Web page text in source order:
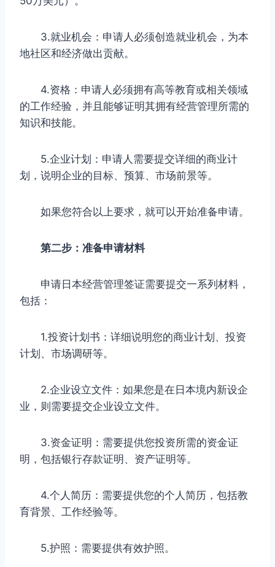
3.就业机会：申请人必须创造就业机会，为本
地社区和经济做出贡献。
4.资格：申请人必须拥有高等教育或相关领域
的工作经验，并且能够证明其拥有经营管理所需的
知识和技能。
5.企业计划：申请人需要提交详细的商业计
划，说明企业的目标、预算、市场前景等。
如果您符合以上要求，就可以开始准备申请。
第二步：准备申请材料
申请日本经营管理签证需要提交一系列材料，
包括：
1.投资计划书：详细说明您的商业计划、投资
计划、市场调研等。
2.企业设立文件：如果您是在日本境内新设企
业，则需要提交企业设立文件。
3.资金证明：需要提供您投资所需的资金证
明，包括银行存款证明、资产证明等。
4.个人简历：需要提供您的个人简历，包括教
育背景、工作经验等。
5.护照：需要提供有效护照。